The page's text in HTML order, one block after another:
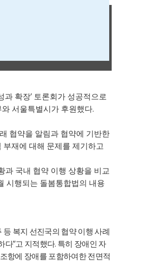
과 확장’ 토론회가 성공적으로
와 서울특별시가 후원했다.
협약을 알림과 협약에 기반한
재에 대해 문제를 제기하고
과 국내 협약 이행 상황을 비교
시행되는 돌봄통합법의 내용
등 복지 선진국의 협약 이행 사례
다”고 지적했다. 특히 장애인 자
조항에 장애를 포함하여한 전면적